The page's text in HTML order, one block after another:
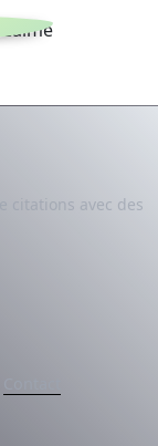
citations avec des